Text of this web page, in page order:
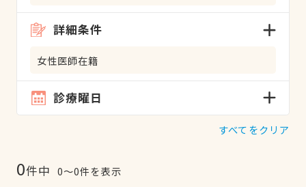
詳細条件
女性医師在籍
診療曜日
すべてをクリア
0件中 0〜0件を表示